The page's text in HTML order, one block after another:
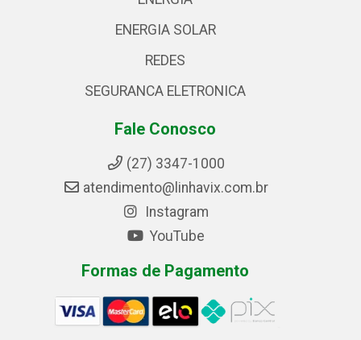
ENERGIA SOLAR
REDES
SEGURANCA ELETRONICA
Fale Conosco
(27) 3347-1000
atendimento@linhavix.com.br
Instagram
YouTube
Formas de Pagamento